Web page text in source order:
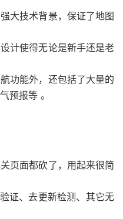
大技术背景，保证了地图
计使得无论是新手还是老
功能外，还包括了大量的
预报等 。
页面都砍了，用起来很简
证、去更新检测、其它无